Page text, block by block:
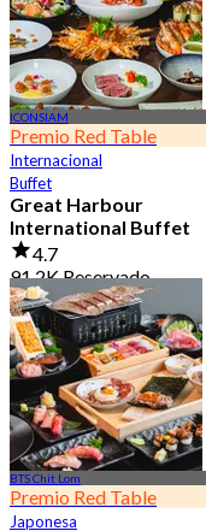
ICONSIAM
Premio Red Table
Internacional
Buffet
Great Harbour
International Buffet
4.7
91.2K Reservado
Desde฿ 999
BTS Chit Lom
Premio Red Table
Japonesa